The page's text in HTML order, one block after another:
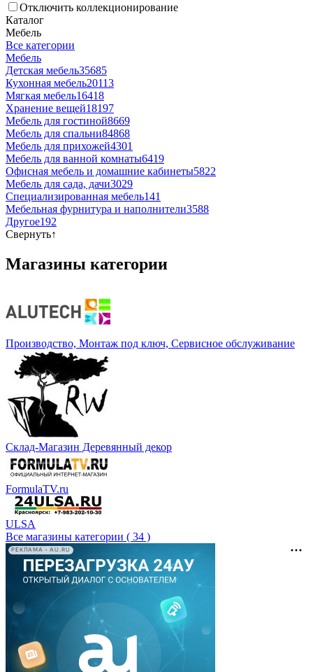
Отключить коллекционирование
Каталог
Мебель
Все категории
Мебель
Детская мебель35685
Кухонная мебель20113
Мягкая мебель16418
Хранение вещей18197
Мебель для гостиной8669
Мебель для спальни84868
Мебель для прихожей4301
Мебель для ванной комнаты6419
Офисная мебель и домашние кабинеты5822
Мебель для сада, дачи3029
Специализированная мебель141
Мебельная фурнитура и наполнители3588
Другое192
Свернуть↑
Магазины категории
Производство, Монтаж под ключ, Сервисное обслуживание
Склад-Магазин Деревянный декор
FormulaTV.ru
ULSA
Все магазины категории ( 34 )
РЕКЛАМА • AU.RU